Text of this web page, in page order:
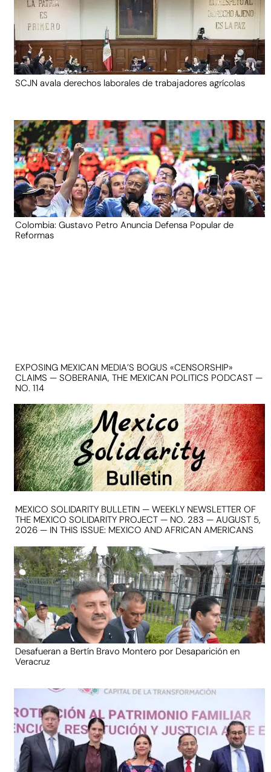
SCJN avala derechos laborales de trabajadores agrícolas
Colombia: Gustavo Petro Anuncia Defensa Popular de
Reformas
EXPOSING MEXICAN MEDIA’S BOGUS «CENSORSHIP»
CLAIMS — SOBERANIA, THE MEXICAN POLITICS PODCAST —
NO. 114
MEXICO SOLIDARITY BULLETIN — WEEKLY NEWSLETTER OF
THE MEXICO SOLIDARITY PROJECT — NO. 283 — AUGUST 5,
2026 — IN THIS ISSUE: MEXICO AND AFRICAN AMERICANS
Desafueran a Bertín Bravo Montero por Desaparición en
Veracruz